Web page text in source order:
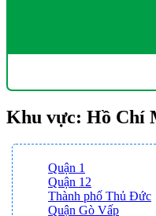
Khu vực: Hồ Chí
Quận 1
Quận 12
Thành phố Thủ Đức
Quận Gò Vấp